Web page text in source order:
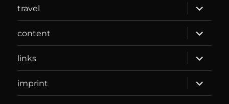
travel
expand
child
menu
content
expand
child
menu
links
expand
child
menu
imprint
expand
child
menu